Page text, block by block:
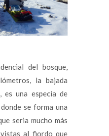
del bosque,
la bajada
es una especia de
se forma una
seria mucho más
al fiordo que